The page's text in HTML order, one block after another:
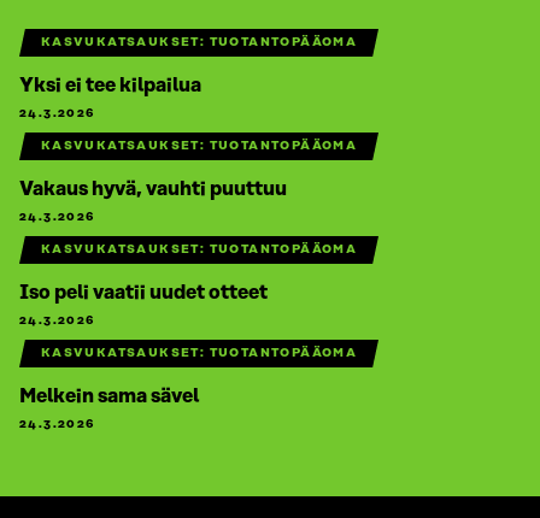
KASVUKATSAUKSET: TUOTANTOPÄÄOMA
Yksi ei tee kilpailua
24.3.2026
KASVUKATSAUKSET: TUOTANTOPÄÄOMA
Vakaus hyvä, vauhti puuttuu
24.3.2026
KASVUKATSAUKSET: TUOTANTOPÄÄOMA
Iso peli vaatii uudet otteet
24.3.2026
KASVUKATSAUKSET: TUOTANTOPÄÄOMA
Melkein sama sävel
24.3.2026